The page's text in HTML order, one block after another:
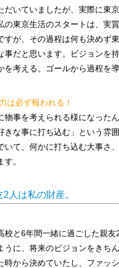
いていましたが、実際に東
東京生活のスタートは、実
が、その過程は何も決めず
だと思います。ビジョンを
考える。ゴールから過程を
は必ず報われる！
事を考えられる様になった
な事に打ち込む」という雰
て、何かに打ち込む大事さ
。
人は私の財産。
と6年間一緒に過ごした親
に、将来のビジョンをきち
から決めていたし、ファッ